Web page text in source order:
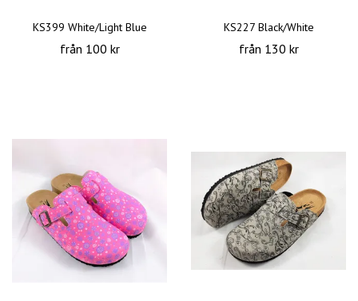
KS399 White/Light Blue
från 100 kr
KS227 Black/White
från 130 kr